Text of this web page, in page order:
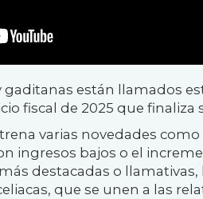
gaditanas están llamados
fiscal de 2025 que finaliza
varias novedades
ingresos bajos o el
destacadas o
que se unen a las